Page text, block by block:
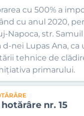
cu 500% a
cu anul 2020,
Napoca, str. Samuil
nei Lupas Ana, ca
tehnice de
primarului.
nr. 15